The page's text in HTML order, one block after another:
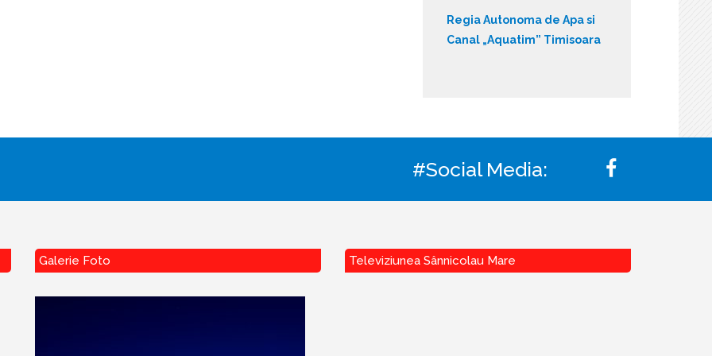
Regia Autonoma de Apa si
Canal „Aquatim” Timisoara
#Social Media:
Galerie Foto Televiziunea Sânnicolau Mare